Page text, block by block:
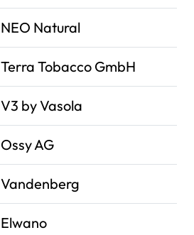
NEO Natural
Terra Tobacco GmbH
V3 by Vasola
Ossy AG
Vandenberg
Elwano